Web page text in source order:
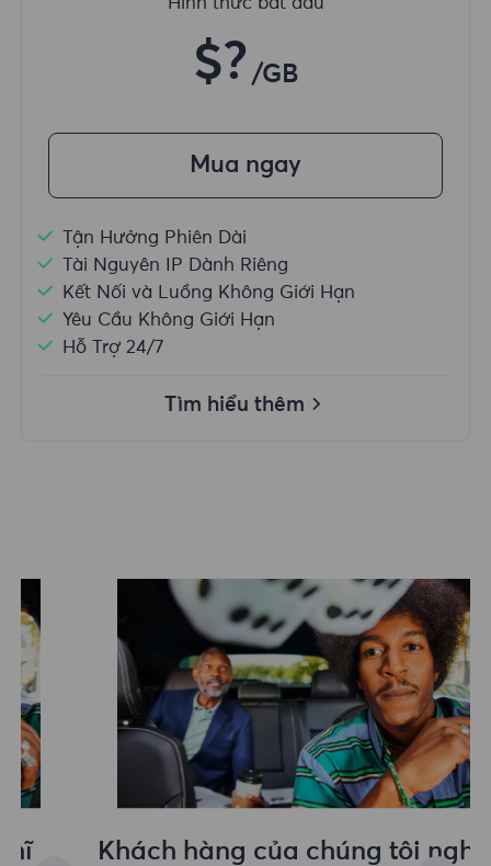
Hình thức bắt đầu
$? /GB
Mua ngay
Tận Hưởng Phiên Dài
Tài Nguyên IP Dành Riêng
Kết Nối và Luồng Không Giới Hạn
Yêu Cầu Không Giới Hạn
Hỗ Trợ 24/7
Tìm hiểu thêm
Khách hàng của chúng tôi nghĩ